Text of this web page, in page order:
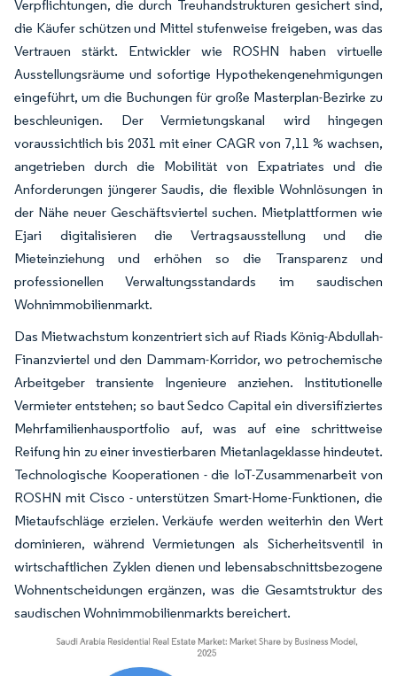
Verpflichtungen, die durch Treuhandstrukturen gesichert sind,
die Käufer schützen und Mittel stufenweise freigeben, was das
Vertrauen stärkt. Entwickler wie ROSHN haben virtuelle
Ausstellungsräume und sofortige Hypothekengenehmigungen
eingeführt, um die Buchungen für große Masterplan-Bezirke zu
beschleunigen. Der Vermietungskanal wird hingegen
voraussichtlich bis 2031 mit einer CAGR von 7,11 % wachsen,
angetrieben durch die Mobilität von Expatriates und die
Anforderungen jüngerer Saudis, die flexible Wohnlösungen in
der Nähe neuer Geschäftsviertel suchen. Mietplattformen wie
Ejari digitalisieren die Vertragsausstellung und die
Mieteinziehung und erhöhen so die Transparenz und
professionellen Verwaltungsstandards im saudischen
Wohnimmobilienmarkt.
Das Mietwachstum konzentriert sich auf Riads König-Abdullah-
Finanzviertel und den Dammam-Korridor, wo petrochemische
Arbeitgeber transiente Ingenieure anziehen. Institutionelle
Vermieter entstehen; so baut Sedco Capital ein diversifiziertes
Mehrfamilienhausportfolio auf, was auf eine schrittweise
Reifung hin zu einer investierbaren Mietanlageklasse hindeutet.
Technologische Kooperationen - die IoT-Zusammenarbeit von
ROSHN mit Cisco - unterstützen Smart-Home-Funktionen, die
Mietaufschläge erzielen. Verkäufe werden weiterhin den Wert
dominieren, während Vermietungen als Sicherheitsventil in
wirtschaftlichen Zyklen dienen und lebensabschnittsbezogene
Wohnentscheidungen ergänzen, was die Gesamtstruktur des
saudischen Wohnimmobilienmarkts bereichert.